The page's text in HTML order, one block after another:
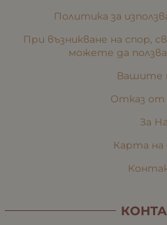
Политика за
При възникване на спор,
можете да
Вашите
Отказ от
За
Карта на